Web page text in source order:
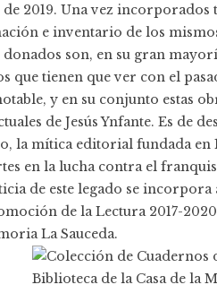
de 2019. Una vez
e inventario de los
son, en su gran
que tienen que ver con el
y en su conjunto estas
de Jesús Ynfante. Es de
la mítica editorial fundada en
en la lucha contra el
de este legado se
de la Lectura 2017-
La Sauceda.